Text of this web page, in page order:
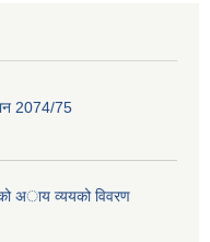
2074/75
अाय व्ययको विवरण